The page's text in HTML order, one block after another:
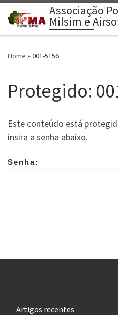
Skip to contentAssociação
Milsim e
Home »001-5156
Protegido:
Este conteúdo está
insira a senha abaixo.
Senha:
Artigos recentes